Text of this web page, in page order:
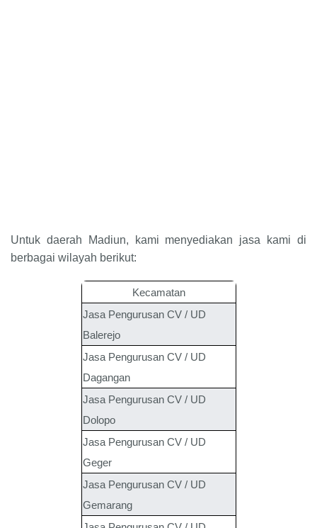
Untuk daerah Madiun, kami menyediakan jasa kami di
berbagai wilayah berikut:
Kecamatan
Jasa Pengurusan CV / UD
Balerejo
Jasa Pengurusan CV / UD
Dagangan
Jasa Pengurusan CV / UD
Dolopo
Jasa Pengurusan CV / UD
Geger
Jasa Pengurusan CV / UD
Gemarang